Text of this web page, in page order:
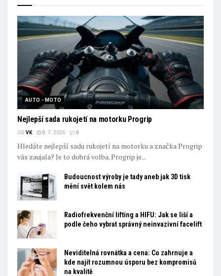
AUTO - MOTO
Nejlepší sada rukojetí na motorku Progrip
OD VK 8. 7. 2026 0
Hledáte nejlepší sadu rukojetí na motorku a značka Progrip
vás zaujala? Je to dobrá volba. Progrip je...
Budoucnost výroby je tady aneb jak 3D tisk
mění svět kolem nás
Radiofrekvenční lifting a HIFU: Jak se liší a
podle čeho vybrat správný neinvazivní facelift
Neviditelná rovnátka a cena: Co zahrnuje a
kde najít rozumnou úsporu bez kompromisů
na kvalitě